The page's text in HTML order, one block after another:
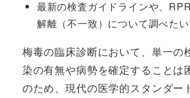
最新の検査ガイドラインや、
解離（不一致）について調べた
梅毒の臨床診断において、単一の
染の有無や病勢を確定することは
のため、現代の医学的スタンダー